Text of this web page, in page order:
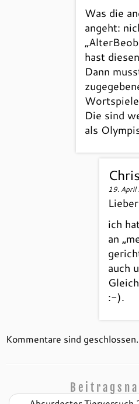
Was die
angeht:
hast
Dann
Die sind
als
19. April
ich
an
auch
:-).
Kommentare sind geschlossen.